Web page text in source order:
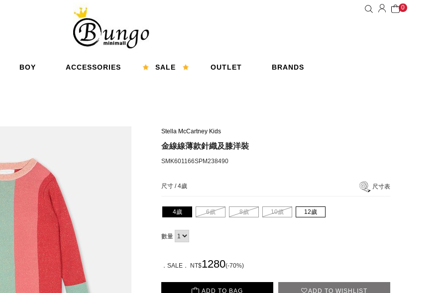
0
BOY
ACCESSORIES
SALE
OUTLET
BRANDS
Stella McCartney Kids
金線線薄款針織及膝洋裝
SMK601166SPM238490
尺寸 /4歲 尺寸表
4歲 6歲 8歲 10歲 12歲
數量
．SALE． NT$1280(-70%)
ADD TO BAG ADD TO WISHLIST